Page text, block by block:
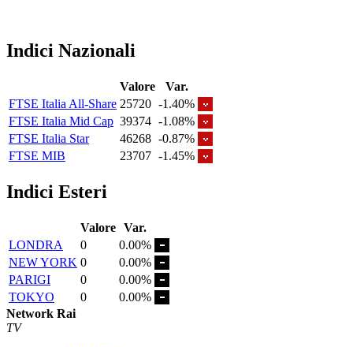
Indici Nazionali
Valore
Var.
FTSE Italia All-Share 25720 -1.40%
FTSE Italia Mid Cap 39374 -1.08%
FTSE Italia Star
46268 -0.87%
FTSE MIB
23707 -1.45%
Indici Esteri
Valore Var.
LONDRA
0
0.00%
NEW YORK 0
0.00%
PARIGI
0
0.00%
TOKYO
0
0.00%
Network Rai
TV